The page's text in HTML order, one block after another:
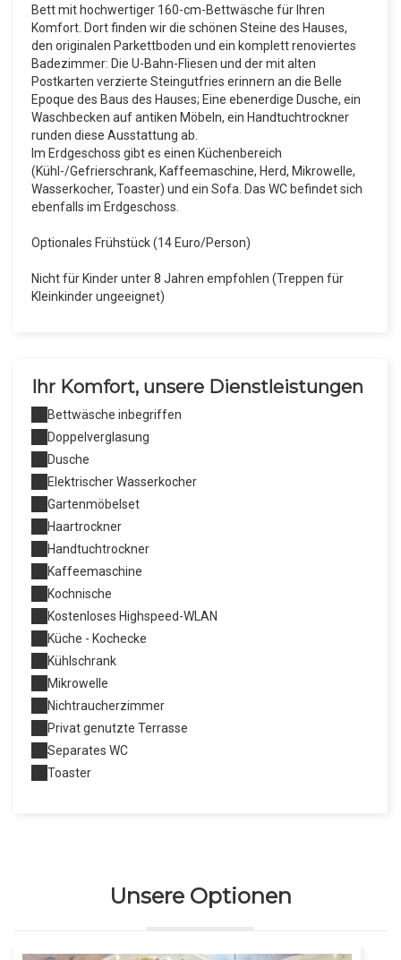
Bett mit hochwertiger 160-cm-Bettwäsche für Ihren
Komfort. Dort finden wir die schönen Steine des Hauses,
den originalen Parkettboden und ein komplett renoviertes
Badezimmer: Die U-Bahn-Fliesen und der mit alten
Postkarten verzierte Steingutfries erinnern an die Belle
Epoque des Baus des Hauses; Eine ebenerdige Dusche, ein
Waschbecken auf antiken Möbeln, ein Handtuchtrockner
runden diese Ausstattung ab.
Im Erdgeschoss gibt es einen Küchenbereich
(Kühl-/Gefrierschrank, Kaffeemaschine, Herd, Mikrowelle,
Wasserkocher, Toaster) und ein Sofa. Das WC befindet sich
ebenfalls im Erdgeschoss.
Optionales Frühstück (14 Euro/Person)
Nicht für Kinder unter 8 Jahren empfohlen (Treppen für
Kleinkinder ungeeignet)
Ihr Komfort, unsere Dienstleistungen
Bettwäsche inbegriffen
Doppelverglasung
Dusche
Elektrischer Wasserkocher
Gartenmöbelset
Haartrockner
Handtuchtrockner
Kaffeemaschine
Kochnische
Kostenloses Highspeed-WLAN
Küche - Kochecke
Kühlschrank
Mikrowelle
Nichtraucherzimmer
Privat genutzte Terrasse
Separates WC
Toaster
Unsere Optionen